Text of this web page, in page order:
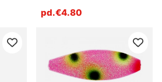
pd.€4.80